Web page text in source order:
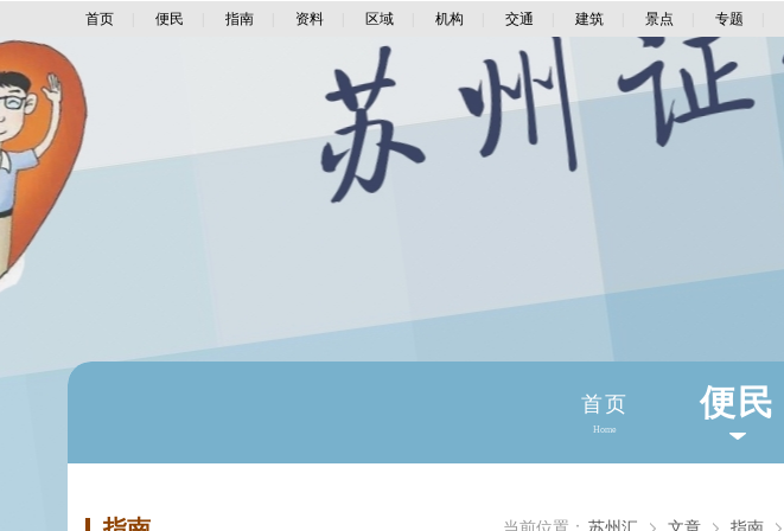
首页 便民 指南 资料 区域 机构 交通 建筑 景点 专题
首页
Home
便民